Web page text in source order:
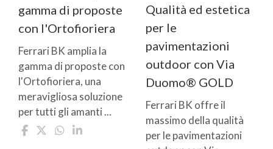
gamma di proposte
con l'Ortofioriera
Ferrari BK amplia la
gamma di proposte con
l'Ortofioriera, una
meravigliosa soluzione
per tutti gli amanti ...
Qualità ed estetica
per le
pavimentazioni
outdoor con Via
Duomo® GOLD
Ferrari BK offre il
massimo della qualità
per le pavimentazioni